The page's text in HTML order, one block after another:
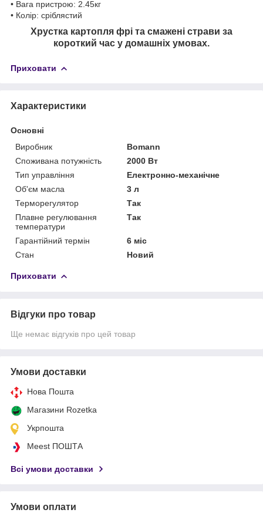
• Вага пристрою: 2.45кг
• Колір: сріблястий
Хрустка картопля фрі та смажені страви за
короткий час у домашніх умовах.
Приховати
Характеристики
Основні
Виробник
Bomann
Споживана потужність
2000 Вт
Тип управління
Електронно-механічне
Об'єм масла
3 л
Терморегулятор
Так
Плавне регулювання
температури
Так
Гарантійний термін
6 міс
Стан
Новий
Приховати
Відгуки про товар
Ще немає відгуків про цей товар
Умови доставки
Нова Пошта
Магазини Rozetka
Укрпошта
Meest ПОШТА
Всі умови доставки
Умови оплати